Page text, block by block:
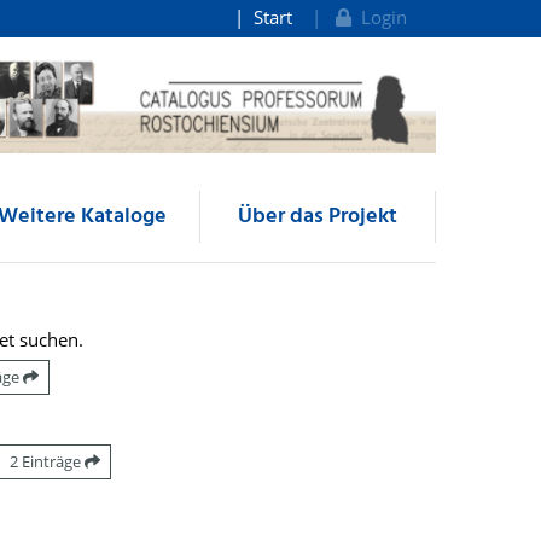
Start Login
Kataloge Über das Projekt
suchen.
2 Einträge